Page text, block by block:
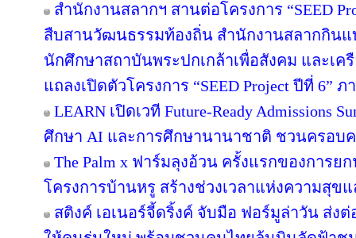
สำนักงานสลากฯ สานต่อโครงการ “SEED
สืบสานวัฒนธรรมท้องถิ่น สำนักงานสลากกินแ
นักศึกษาสถาบันพระปกเกล้าเพื่อสังคม และเครื
แถลงเปิดตัวโครงการ “SEED Project ปีที่ 6”
LEARN เปิดเวที Future-Ready Admissions
ศึกษา AI และการศึกษานานาชาติ ชวนครอบ
The Palm x ฟาร์มลุงอ้วน ครั้งแรกของการย
โครงการบ้านหรู สร้างช่วงเวลาแห่งความสุข
สติงค์ เอเนอร์จี้ดริ้งค์ จับมือ ฟอร์มูล่าวัน ส่ง